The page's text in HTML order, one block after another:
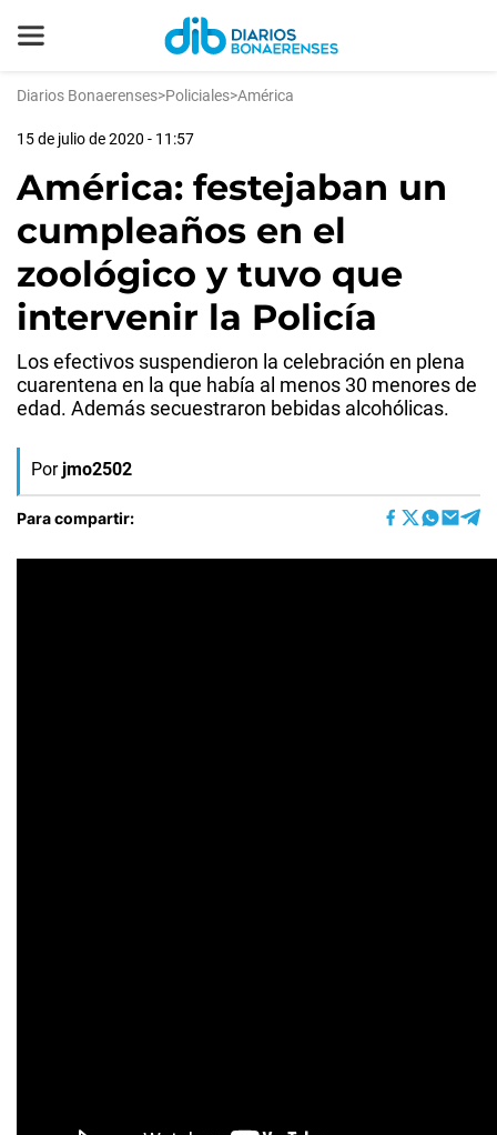
Diarios Bonaerenses>Policiales>América
15 de julio de 2020 - 11:57
América: festejaban un
cumpleaños en el
zoológico y tuvo que
intervenir la Policía
Los efectivos suspendieron la celebración en plena
cuarentena en la que había al menos 30 menores de
edad. Además secuestraron bebidas alcohólicas.
Por jmo2502
Para compartir: